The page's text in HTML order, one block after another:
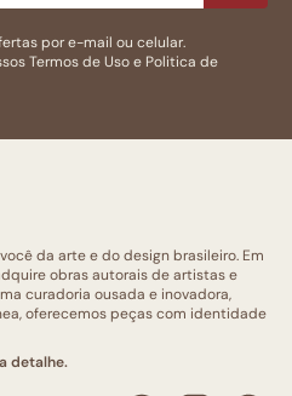
por e-mail ou celular.
Termos de Usoe Politica de
da arte e do design brasileiro. Em
obras autorais de artistas e
curadoria ousada e inovadora,
oferecemos peças com identidade
detalhe.